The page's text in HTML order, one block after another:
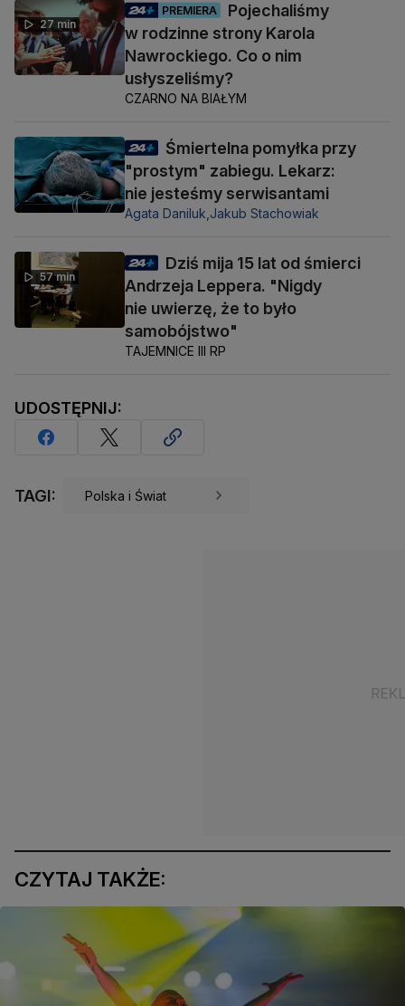
27 min
PREMIERA
Pojechaliśmy
w rodzinne strony Karola
Nawrockiego. Co o nim
usłyszeliśmy?
CZARNO NA BIAŁYM
Śmiertelna pomyłka przy
"prostym" zabiegu. Lekarz:
nie jesteśmy serwisantami
Agata Daniluk, Jakub Stachowiak
57 min
Dziś mija 15 lat od śmierci
Andrzeja Leppera. "Nigdy
nie uwierzę, że to było
samobójstwo"
TAJEMNICE III RP
UDOSTĘPNIJ:
TAGI: Polska i Świat
CZYTAJ TAKŻE: